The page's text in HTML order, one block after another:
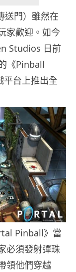
送門）雖然在
家歡迎。如今
Studios 日前
《Pinball
平台上推出全
Pinball》當
必須發射彈珠
領他們穿越